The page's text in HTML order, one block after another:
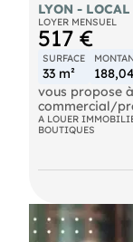
LYON -
LOYER MENSUEL
517 €
SURFACE
33 m²
vous propose
commercial/
Ce local
quartier des
bureau, un
être ou une
A LOUER
BOUTIQUES